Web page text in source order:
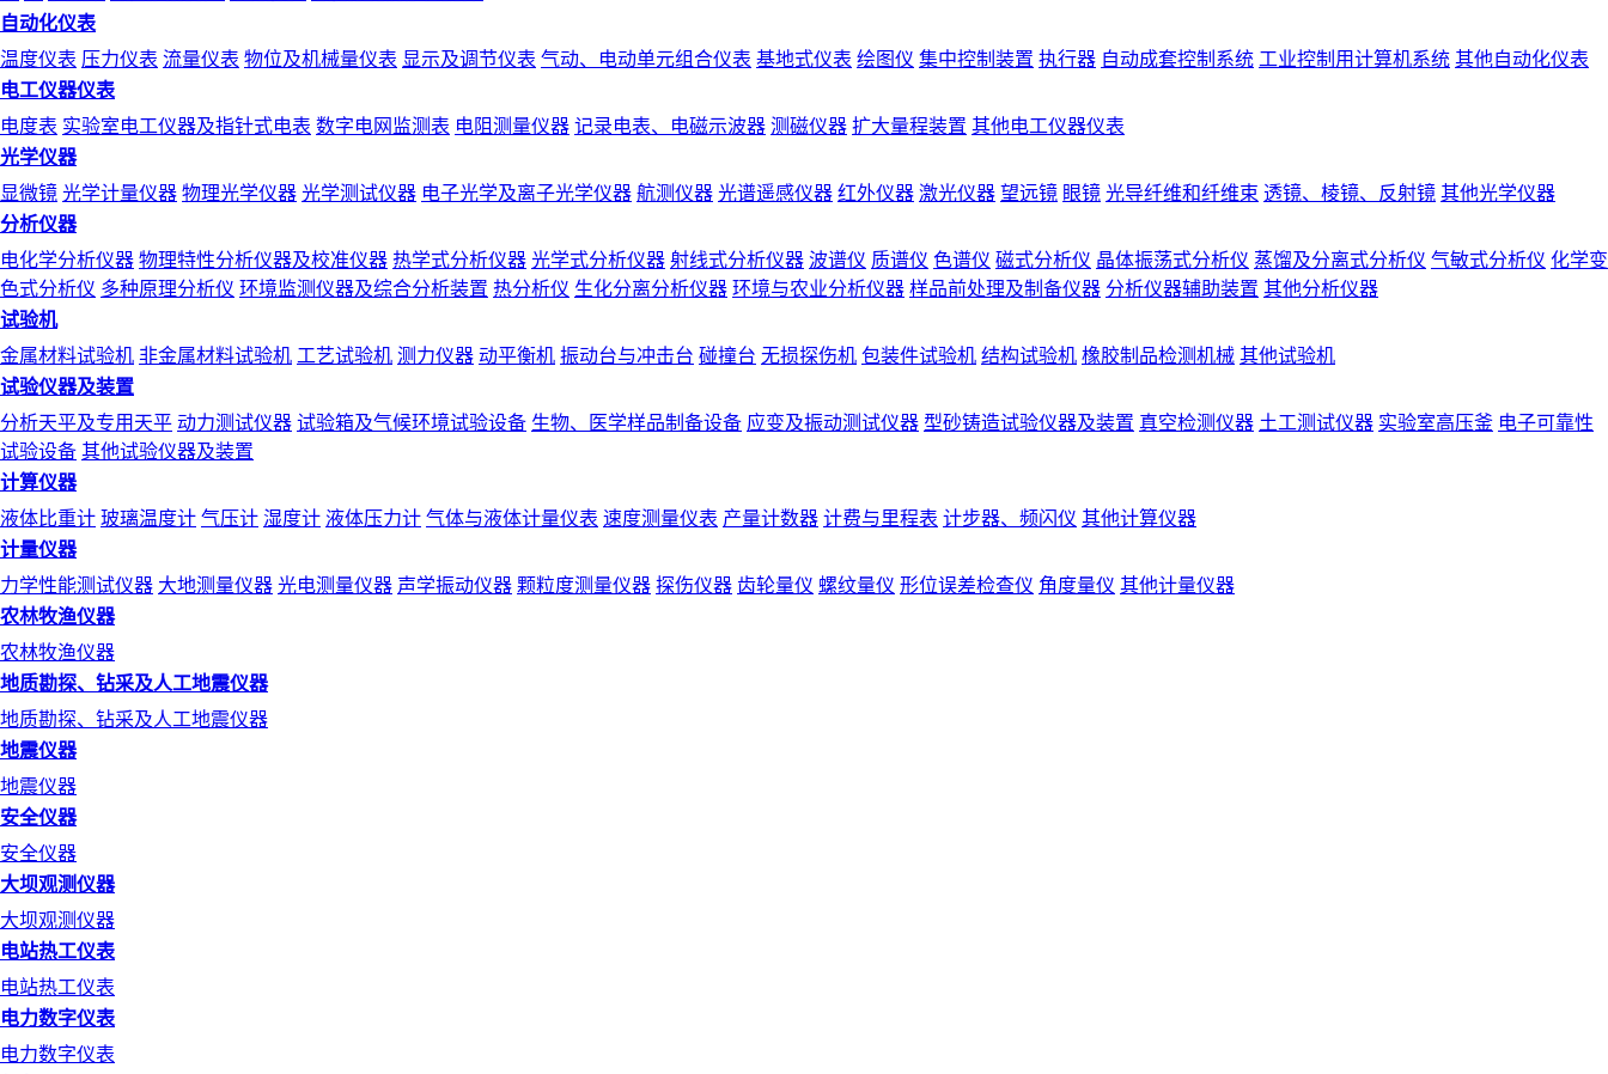
自动化仪表
温度仪表 压力仪表 流量仪表 物位及机械量仪表 显示及调节仪表 气动、电动单元组合仪表 基地式仪表 绘图仪 集中控制装置 执行器 自动成套控制系统 工业控制用计算机系统 其他自动化仪表
电工仪器仪表
电度表 实验室电工仪器及指针式电表 数字电网监测表 电阻测量仪器 记录电表、电磁示波器 测磁仪器 扩大量程装置 其他电工仪器仪表
光学仪器
显微镜 光学计量仪器 物理光学仪器 光学测试仪器 电子光学及离子光学仪器 航测仪器 光谱遥感仪器 红外仪器 激光仪器 望远镜 眼镜 光导纤维和纤维束 透镜、棱镜、反射镜 其他光学仪器
分析仪器
电化学分析仪器 物理特性分析仪器及校准仪器 热学式分析仪器 光学式分析仪器 射线式分析仪器 波谱仪 质谱仪 色谱仪 磁式分析仪 晶体振荡式分析仪 蒸馏及分离式分析仪 气敏式分析仪 化学变
色式分析仪 多种原理分析仪 环境监测仪器及综合分析装置 热分析仪 生化分离分析仪器 环境与农业分析仪器 样品前处理及制备仪器 分析仪器辅助装置 其他分析仪器
试验机
金属材料试验机 非金属材料试验机 工艺试验机 测力仪器 动平衡机 振动台与冲击台 碰撞台 无损探伤机 包装件试验机 结构试验机 橡胶制品检测机械 其他试验机
试验仪器及装置
分析天平及专用天平 动力测试仪器 试验箱及气候环境试验设备 生物、医学样品制备设备 应变及振动测试仪器 型砂铸造试验仪器及装置 真空检测仪器 土工测试仪器 实验室高压釜 电子可靠性
试验设备 其他试验仪器及装置
计算仪器
液体比重计 玻璃温度计 气压计 湿度计 液体压力计 气体与液体计量仪表 速度测量仪表 产量计数器 计费与里程表 计步器、频闪仪 其他计算仪器
计量仪器
力学性能测试仪器 大地测量仪器 光电测量仪器 声学振动仪器 颗粒度测量仪器 探伤仪器 齿轮量仪 螺纹量仪 形位误差检查仪 角度量仪 其他计量仪器
农林牧渔仪器
农林牧渔仪器
地质勘探、钻采及人工地震仪器
地质勘探、钻采及人工地震仪器
地震仪器
地震仪器
安全仪器
安全仪器
大坝观测仪器
大坝观测仪器
电站热工仪表
电站热工仪表
电力数字仪表
电力数字仪表